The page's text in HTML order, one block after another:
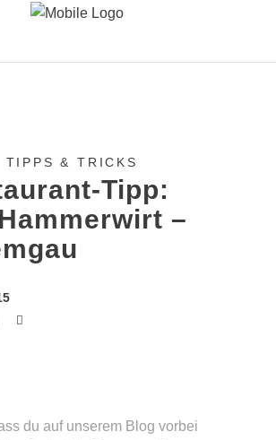
TIPPS & TRICKS
Tipp:
–
du auf unserem Blog vorbei